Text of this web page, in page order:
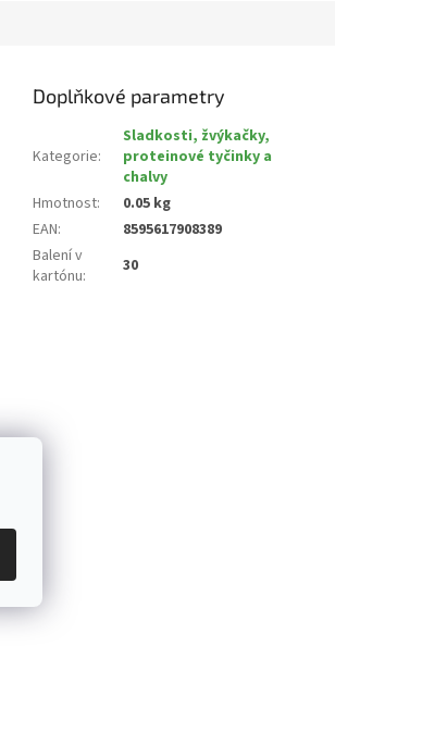
Doplňkové parametry
Kategorie:
Sladkosti, žvýkačky,
proteinové tyčinky a
chalvy
Hmotnost:
0.05 kg
EAN:
8595617908389
Balení v
kartónu: 30